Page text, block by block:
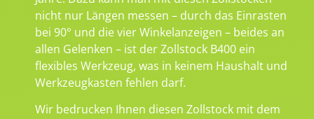
nicht nur Längen messen – durch das Einrasten
bei 90° und die vier Winkelanzeigen – beides an
allen Gelenken – ist der Zollstock B400 ein
flexibles Werkzeug, was in keinem Haushalt und
Werkzeugkasten fehlen darf.
Wir bedrucken Ihnen diesen Zollstock mit dem